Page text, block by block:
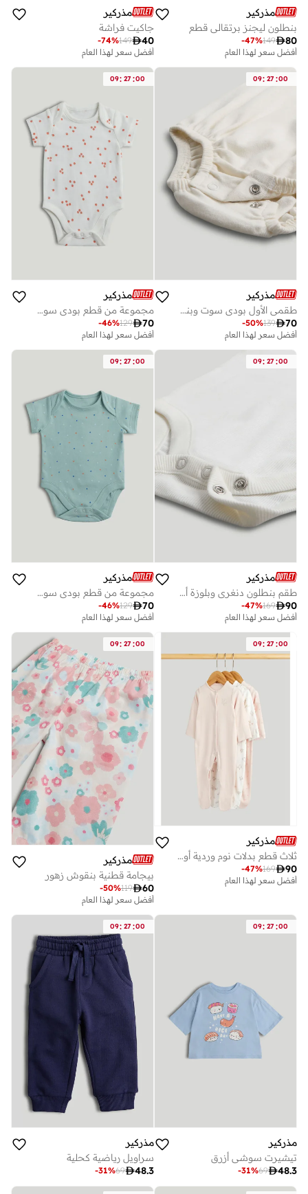
مذركير
بنطلون ليجنز برتقالي قطع
80
149
-47%
أفضل سعر لهذا العام
مذركير
جاكيت فراشة
40
149
-74%
أفضل سعر لهذا العام
09: 27 :00
مذركير
طقمي الأول بودي سوت وبنطلون رياضي
70
139
-50%
أفضل سعر لهذا العام
09: 27 :00
مذركير
مجموعة من قطع بودي سوت للأطفال بأكمام قصيرة بتصميم أصدقاء الفطور
70
129
-46%
أفضل سعر لهذا العام
09: 27 :00
مذركير
طقم بنطلون دنغري وبلوزة أول قطعة لي
90
169
-47%
أفضل سعر لهذا العام
09: 27 :00
مذركير
مجموعة من قطع بودي سوت بأكمام قصيرة بتصميم كرنفالي
70
129
-46%
أفضل سعر لهذا العام
09: 27 :00
مذركير
ثلاث قطع بدلات نوم وردية أولى
90
169
-47%
أفضل سعر لهذا العام
09: 27 :00
مذركير
بيجامة قطنية بنقوش زهور
60
119
-50%
أفضل سعر لهذا العام
09: 27 :00
مذركير
تيشيرت سوشي أزرق
48.3
69
-31%
09: 27 :00
مذركير
سراويل رياضية كحلية
48.3
69
-31%